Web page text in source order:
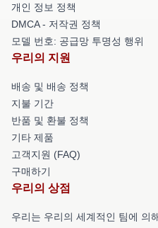
개인 정보 정책
DMCA - 저작권 정책
모델 번호: 공급망 투명성 행위
우리의 지원
배송 및 배송 정책
지불 기간
반품 및 환불 정책
기타 제품
고객지원 (FAQ)
구매하기
우리의 상점
우리는 우리의 세계적인 팀에 의